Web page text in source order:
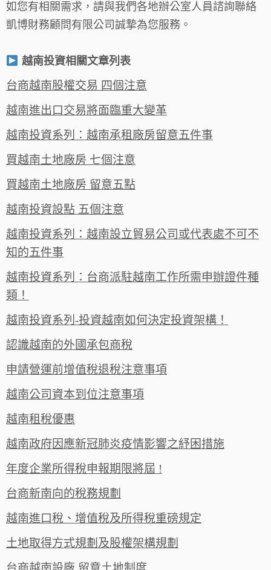
如您有相關需求，請與我們各地辦公室人員諮詢聯絡
凱博財務顧問有限公司誠摯為您服務。
越南投資相關文章列表
台商越南股權交易 四個注意
越南進出口交易將面臨重大變革
越南投資系列：越南承租廠房留意五件事
買越南土地廠房 七個注意
買越南土地廠房 留意五點
越南投資設點 五個注意
越南投資系列：越南設立貿易公司或代表處不可不
知的五件事
越南投資系列：台商派駐越南工作所需申辦證件種
類！
越南投資系列-投資越南如何決定投資架構！
認識越南的外國承包商稅
申請營運前增值稅退稅注意事項
越南公司資本到位注意事項
越南租稅優惠
越南政府因應新冠肺炎疫情影響之紓困措施
年度企業所得稅申報期限將屆 !
台商新南向的稅務規劃
越南進口稅、增值稅及所得稅重磅規定
土地取得方式規劃及股權架構規劃